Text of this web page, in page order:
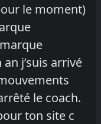
le moment)
j’suis arrivé
le coach.
ton site c